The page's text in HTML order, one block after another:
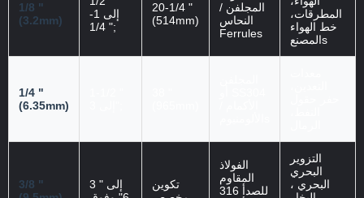
1/8 "
(3.2mm)
إلى 1-
1/4 ";
20-1/4 "
(514mm)
المجلفن /
النحاس
Ferrules
المطرقات،
خط الهواء
المصنعs
1/4 "
(6.35mm)
3/8 "
3 " إلى
تكوين
الفولاذ
المقاوم
للصدأ 316
التزوير
البحري
البحري ،